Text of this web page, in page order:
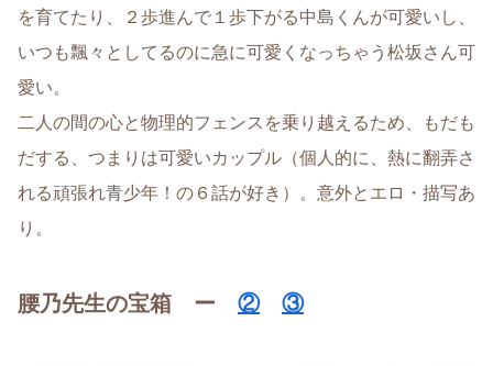
を育てたり、２歩進んで１歩下がる中島くんが可愛いし、
いつも飄々としてるのに急に可愛くなっちゃう松坂さん可
愛い。
二人の間の心と物理的フェンスを乗り越えるため、もだも
だする、つまりは可愛いカップル（個人的に、熱に翻弄さ
れる頑張れ青少年！の６話が好き）。意外とエロ・描写あ
り。
腰乃先生の宝箱 ー ② ③